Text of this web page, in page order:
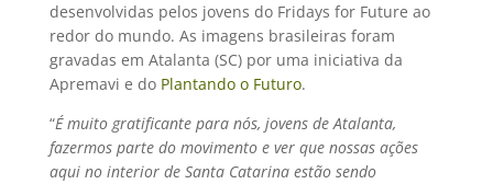
desenvolvidas pelos jovens do Fridays for Future ao
redor do mundo. As imagens brasileiras foram
gravadas em Atalanta (SC) por uma iniciativa da
Apremavi e do Plantando o Futuro.
“É muito gratificante para nós, jovens de Atalanta,
fazermos parte do movimento e ver que nossas ações
aqui no interior de Santa Catarina estão sendo